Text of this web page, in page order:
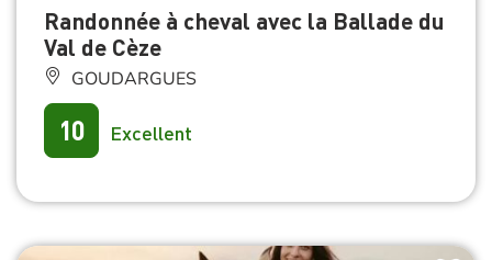
Randonnée à cheval avec la Ballade du
Val de Cèze
GOUDARGUES
10 Excellent